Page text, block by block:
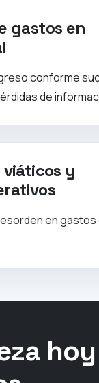
gastos en
conforme
de
y
en gastos